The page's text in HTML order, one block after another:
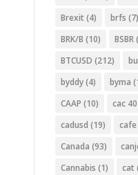
Brexit (4) brfs (7)
BRK/B (10) BSBR
BTCUSD (212)
byddy(4) byma
CAAP (10) cac 40
cadusd (19) cafe
Canada (93)
Cannabis (1) cat